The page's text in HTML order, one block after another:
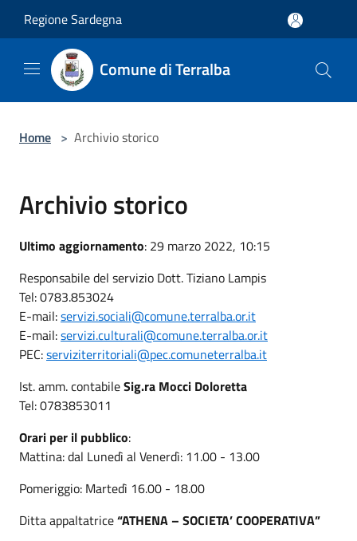
Regione Sardegna
Comune di Terralba
Home > Archivio storico
Archivio storico
Ultimo aggiornamento: 29 marzo 2022, 10:15
Responsabile del servizio Dott. Tiziano Lampis
Tel: 0783.853024
E-mail:servizi.sociali@comune.terralba.or.it
E-mail:servizi.culturali@comune.terralba.or.it
PEC:serviziterritoriali@pec.comuneterralba.it
Ist. amm. contabileSig.ra Mocci Doloretta
Tel: 0783853011
Orari per il pubblico:
Mattina: dal Lunedì al Venerdì: 11.00 - 13.00
Pomeriggio: Martedì 16.00 - 18.00
Ditta appaltatrice“ATHENA – SOCIETA’ COOPERATIVA”